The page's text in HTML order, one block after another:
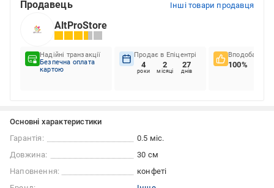
Продавець Інші товари продавця
AltProStore
Надійні транзакції
Безпечна оплата
картою
Продає в Епіцентрі
4
роки
2
місяці
27
днів
Вподобання
100%
Основні характеристики
Гарантія:
0.5 міс.
Довжина:
30 см
Наповнення:
конфеті